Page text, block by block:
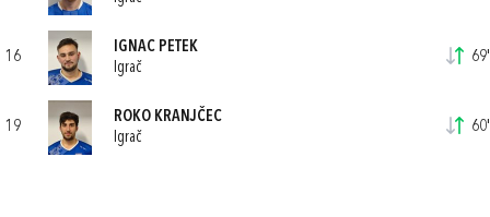
16
IGNAC PETEK
Igrač
69'
19
ROKO KRANJČEC
Igrač
60'